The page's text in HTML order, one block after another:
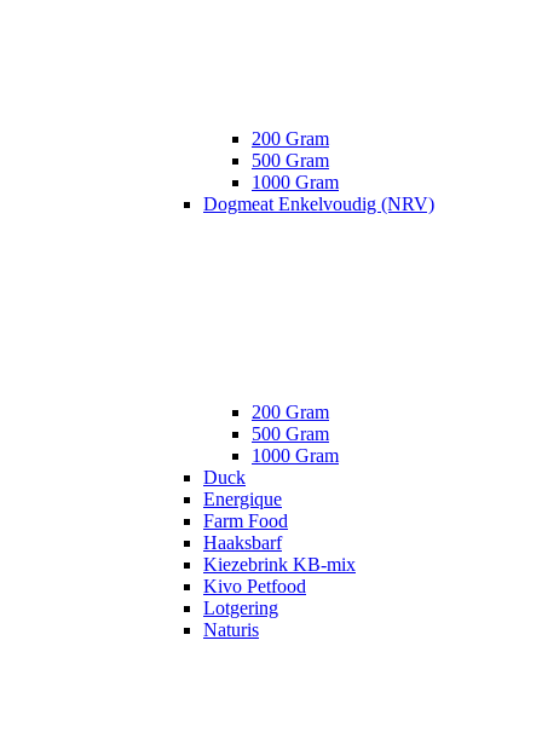
200 Gram
500 Gram
1000 Gram
Dogmeat Enkelvoudig (NRV)
200 Gram
500 Gram
1000 Gram
Duck
Energique
Farm Food
Haaksbarf
Kiezebrink KB-mix
Kivo Petfood
Lotgering
Naturis